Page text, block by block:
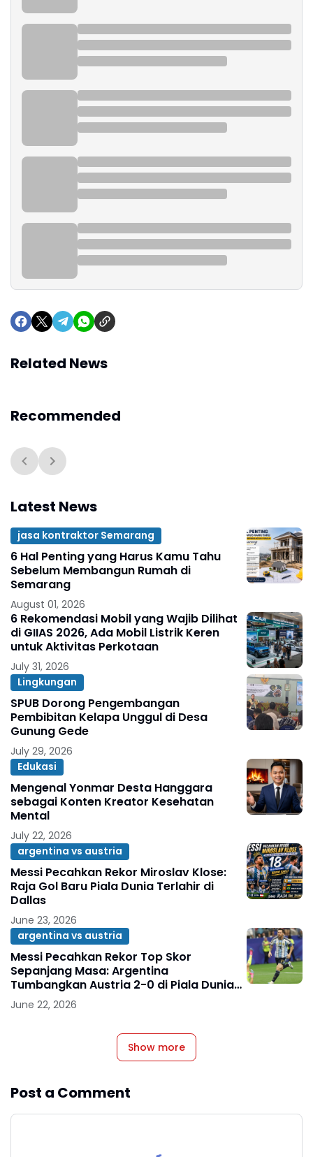
Related News
Recommended
Latest News
jasa kontraktor Semarang
6 Hal Penting yang Harus Kamu Tahu
Sebelum Membangun Rumah di
Semarang
August 01, 2026
6 Rekomendasi Mobil yang Wajib Dilihat
di GIIAS 2026, Ada Mobil Listrik Keren
untuk Aktivitas Perkotaan
July 31, 2026
Lingkungan
SPUB Dorong Pengembangan
Pembibitan Kelapa Unggul di Desa
Gunung Gede
July 29, 2026
Edukasi
Mengenal Yonmar Desta Hanggara
sebagai Konten Kreator Kesehatan
Mental
July 22, 2026
argentina vs austria
Messi Pecahkan Rekor Miroslav Klose:
Raja Gol Baru Piala Dunia Terlahir di
Dallas
June 23, 2026
argentina vs austria
Messi Pecahkan Rekor Top Skor
Sepanjang Masa: Argentina
Tumbangkan Austria 2-0 di Piala Dunia
2026
June 22, 2026
Show more
Post a Comment